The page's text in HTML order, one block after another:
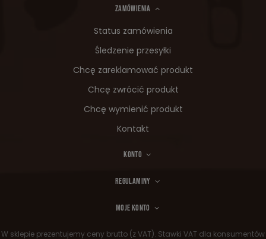
ZAMÓWIENIA
Status zamówienia
Śledzenie przesyłki
Chcę zareklamować produkt
Chcę zwrócić produkt
Chcę wymienić produkt
Kontakt
KONTO
REGULAMINY
MOJE KONTO
W sklepie prezentujemy ceny brutto (z VAT). Stawki VAT dla konsumentów